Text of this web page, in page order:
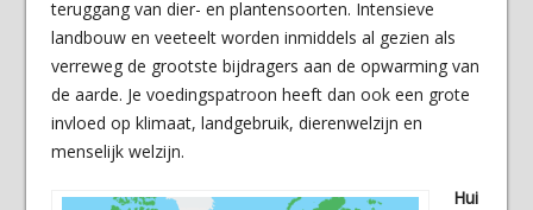
teruggang van dier- en plantensoorten. Intensieve
landbouw en veeteelt worden inmiddels al gezien als
verreweg de grootste bijdragers aan de opwarming van
de aarde. Je voedingspatroon heeft dan ook een grote
invloed op klimaat, landgebruik, dierenwelzijn en
menselijk welzijn.
Hui